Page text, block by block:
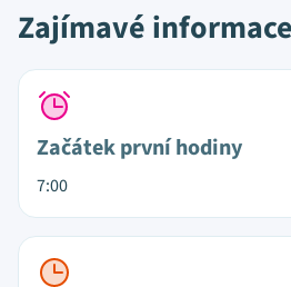
Zajímavé informace
Začátek první hodiny
7:00